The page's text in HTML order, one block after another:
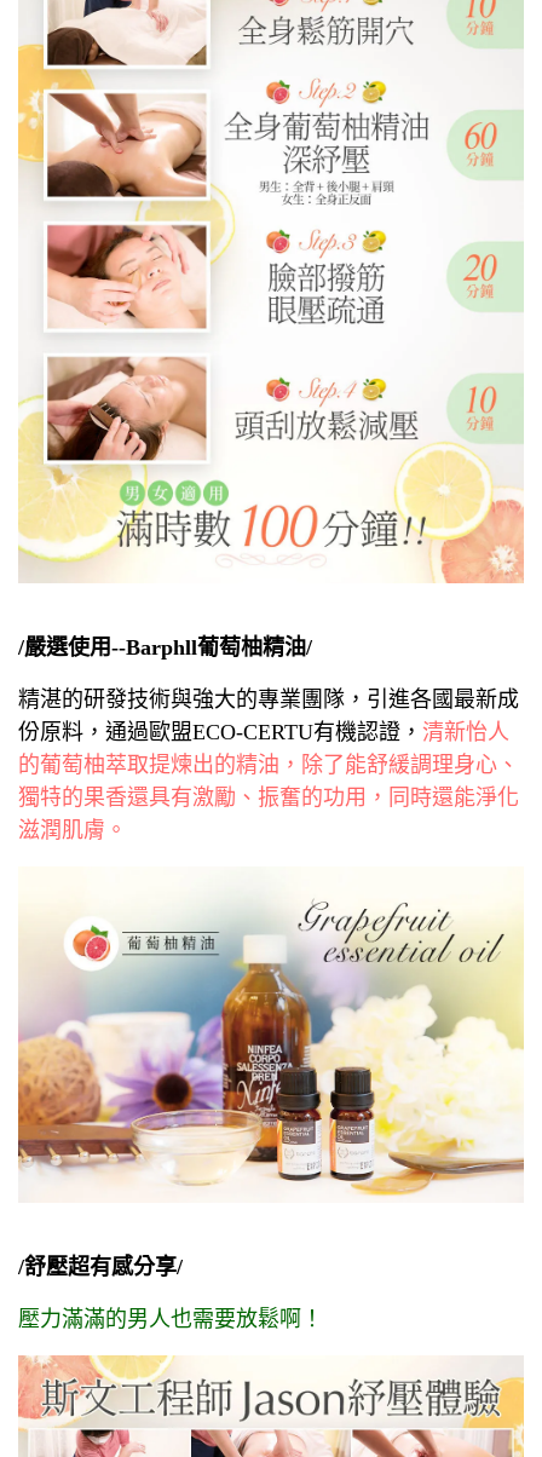
/嚴選使用--Barphll葡萄柚精油/
精湛的研發技術與強大的專業團隊，引進各國最新成
份原料，通過歐盟ECO-CERTU有機認證， 清新怡人
的葡萄柚萃取提煉出的精油，除了能舒緩調理身心、
獨特的果香還具有激勵、振奮的功用，同時還能淨化
滋潤肌膚。
/舒壓超有感分享/
壓力滿滿的男人也需要放鬆啊！